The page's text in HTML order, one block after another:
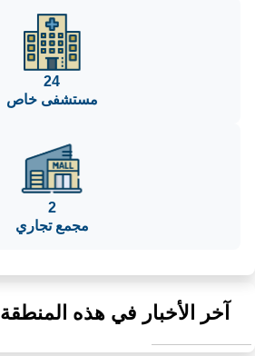
24
مستشفى خاص
2
مجمع تجاري
آخر الأخبار في هذه المنطقة